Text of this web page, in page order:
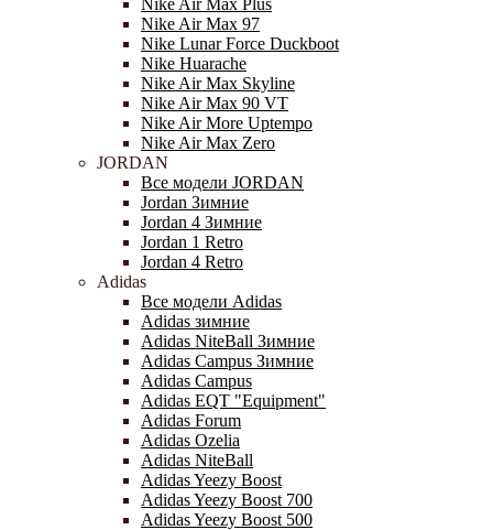
Nike Air Max Plus
Nike Air Max 97
Nike Lunar Force Duckboot
Nike Huarache
Nike Air Max Skyline
Nike Air Max 90 VT
Nike Air More Uptempo
Nike Air Max Zero
JORDAN
Все модели JORDAN
Jordan Зимние
Jordan 4 Зимние
Jordan 1 Retro
Jordan 4 Retro
Adidas
Все модели Adidas
Adidas зимние
Adidas NiteBall Зимние
Adidas Campus Зимние
Adidas Campus
Adidas EQT "Equipment"
Adidas Forum
Adidas Ozelia
Adidas NiteBall
Adidas Yeezy Boost
Adidas Yeezy Boost 700
Adidas Yeezy Boost 500